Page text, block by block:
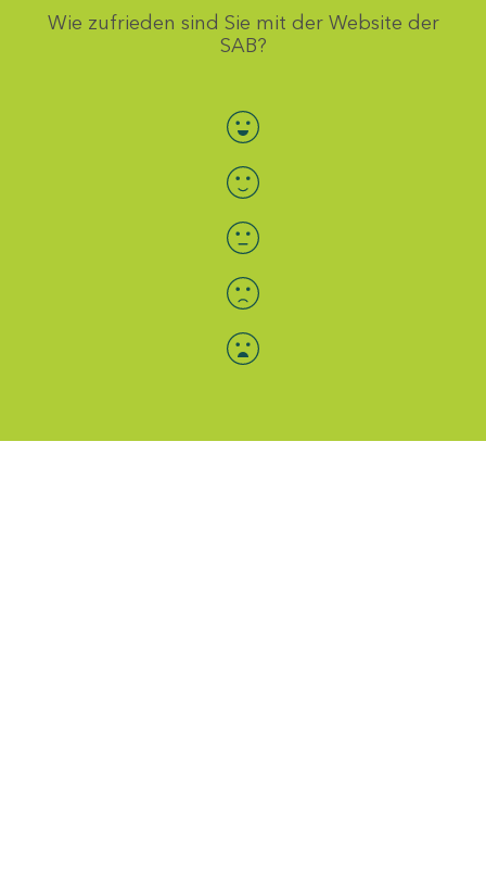
Wie zufrieden sind Sie mit der Website der
SAB?
Bewertung auswählen